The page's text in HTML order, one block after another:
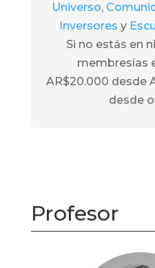
Universo,
Inversores y
Si no estás en
membresías
AR$20.000 desde
desde
Profesor